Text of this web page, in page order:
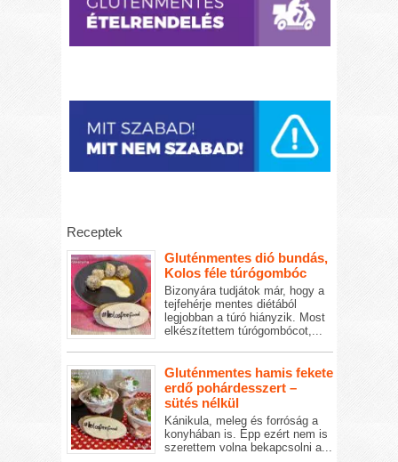
Receptek
Gluténmentes dió bundás,
Kolos féle túrógombóc
Bizonyára tudjátok már, hogy a
tejfehérje mentes diétából
legjobban a túró hiányzik. Most
elkészítettem túrógombócot,...
Gluténmentes hamis fekete
erdő pohárdesszert –
sütés nélkül
Kánikula, meleg és forróság a
konyhában is. Épp ezért nem is
szerettem volna bekapcsolni a...